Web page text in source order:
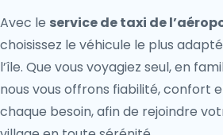
Avec le service de taxi de
choisissez le véhicule le plus
l’île. Que vous voyagiez seul, en
nous vous offrons fiabilité, confort
chaque besoin, afin de rejoindre